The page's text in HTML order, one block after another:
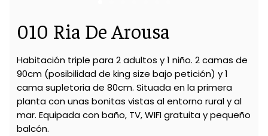
010 Ria De Arousa
Habitación triple para 2 adultos y 1 niño. 2 camas de
90cm (posibilidad de king size bajo petición) y 1
cama supletoria de 80cm. Situada en la primera
planta con unas bonitas vistas al entorno rural y al
mar. Equipada con baño, TV, WIFI gratuita y pequeño
balcón.